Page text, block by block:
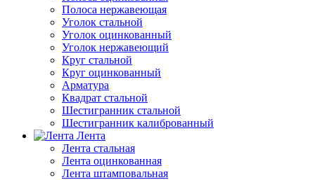
Полоса нержавеющая
Уголок стальной
Уголок оцинкованный
Уголок нержавеющий
Круг стальной
Круг оцинкованный
Арматура
Квадрат стальной
Шестигранник стальной
Шестигранник калиброванный
Лента
Лента стальная
Лента оцинкованная
Лента штамповальная